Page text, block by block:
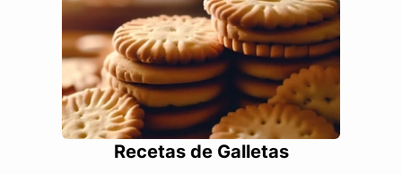
Recetas de Galletas